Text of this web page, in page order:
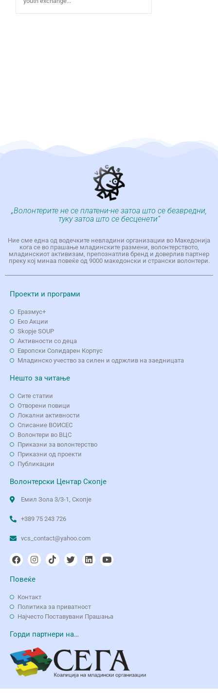
„Волонтерите не се платени-не затоа што се безвредни,
туку затоа што се бесценети“
Ние сме една од водечките невладини организации во Македонија
кога се во прашање младинските размени, волонтерството,
младинскиот активизам, препознатлив бренд и доверлив партнер
преку кој минаа повеќе од 9000 македонски и странски волонтери.
Проекти и програми
Еразмус+
Еко Aкции
Skopje SOUP
Активности со деца
Европски Солидарен Корпус
Младинско учество за силен и одржлив на заедницата
Нешто за читање
Сите статии
Отворени повици
Локални активности
Списание ВОИСЕС
Волонтери во ВЦС
Приказни за волонтерство
Приказни од проекти
Публикации
Волонтерски Центар Скопје
Емил Зола 3/3-1, Скопје
+389 75 243 726
vcs_contact@yahoo.com
Повеќе
Контакт
Политика за приватност
Најчесто Поставувани Прашања
Горди партнери на…